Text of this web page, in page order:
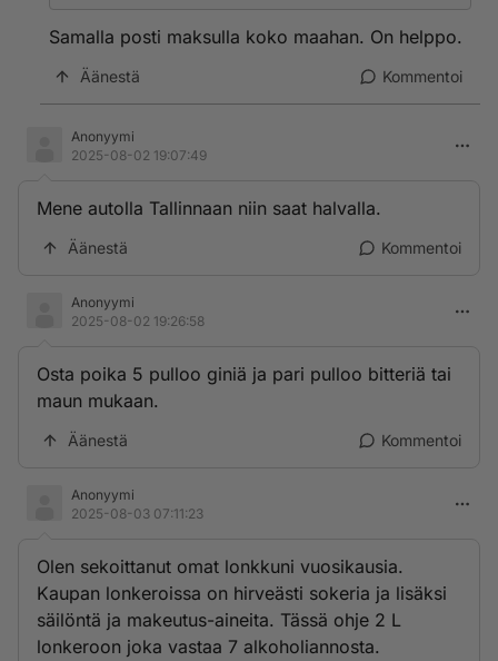
Samalla posti maksulla koko maahan. On helppo.
Äänestä Kommentoi
Anonyymi
2025-08-02 19:07:49
Mene autolla Tallinnaan niin saat halvalla.
Äänestä Kommentoi
Anonyymi
2025-08-02 19:26:58
Osta poika 5 pulloo giniä ja pari pulloo bitteriä tai
maun mukaan.
Äänestä Kommentoi
Anonyymi
2025-08-03 07:11:23
Olen sekoittanut omat lonkkuni vuosikausia.
Kaupan lonkeroissa on hirveästi sokeria ja lisäksi
säilöntä ja makeutus-aineita. Tässä ohje 2 L
lonkeroon joka vastaa 7 alkoholiannosta.